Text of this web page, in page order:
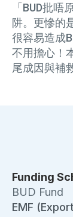
「BUD批
阱。更慘的
很容易造成
不用擔心！
尾成因與補
Funding
BUD Fund
EMF